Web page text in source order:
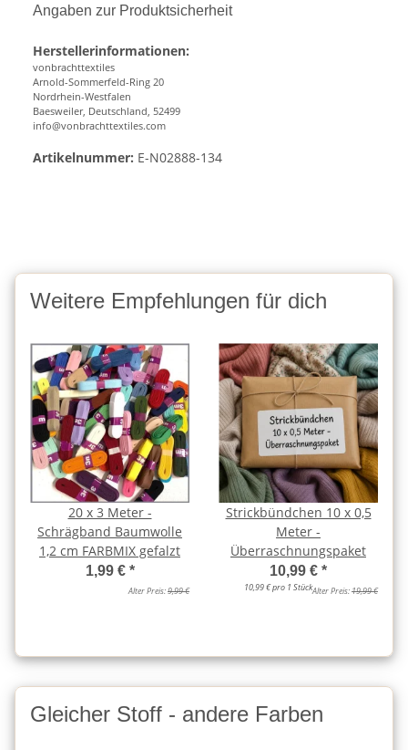
Angaben zur Produktsicherheit
Herstellerinformationen:
vonbrachttextiles
Arnold-Sommerfeld-Ring 20
Nordrhein-Westfalen
Baesweiler, Deutschland, 52499
info@vonbrachttextiles.com
Artikelnummer: E-N02888-134
Weitere Empfehlungen für dich
20 x 3 Meter -
Schrägband Baumwolle
1,2 cm FARBMIX gefalzt
1,99 € *
Alter Preis:9,99 €
Strickbündchen 10 x 0,5
Meter -
Überraschnungspaket
10,99 € *
10,99 € pro 1 StückAlter Preis:19,99 €
Gleicher Stoff - andere Farben